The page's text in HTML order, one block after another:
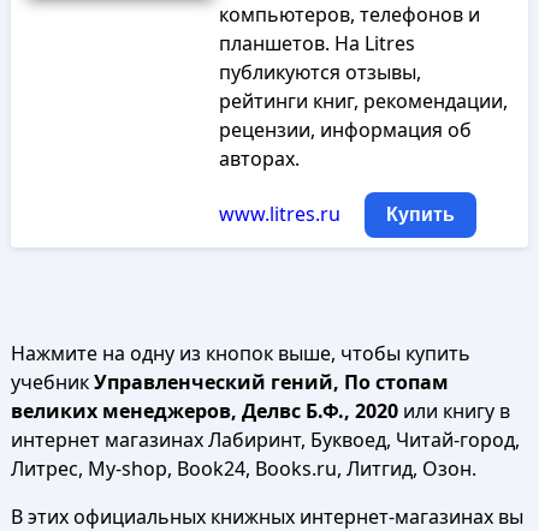
компьютеров, телефонов и
планшетов. На Litres
публикуются отзывы,
рейтинги книг, рекомендации,
рецензии, информация об
авторах.
www.litres.ru Купить
Нажмите на одну из кнопок выше, чтобы купить
учебникУправленческий гений, По стопам
великих менеджеров, Делвс Б.Ф., 2020или книгу в
интернет магазинах Лабиринт, Буквоед, Читай-город,
Литрес, My-shop, Book24, Books.ru, Литгид, Озон.
В этих официальных книжных интернет-магазинах вы